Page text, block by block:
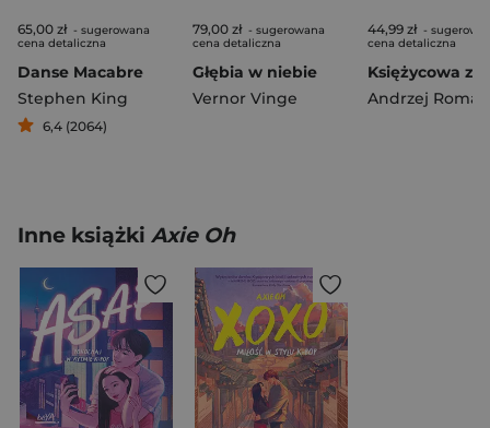
65,00 zł - sugerowana
cena detaliczna
Danse Macabre
Stephen King
6,4 (2064)
79,00 zł - sugerowana
cena detaliczna
Głębia w niebie
Vernor Vinge
44,99 zł -
cena detaliczna
Inne książki Axie Oh